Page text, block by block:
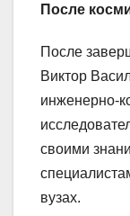
После
После
Виктор
инженерно-
своими
вузах.